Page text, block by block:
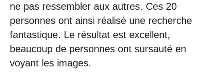
ne pas ressembler aux autres. Ces 20
personnes ont ainsi réalisé une recherche
fantastique. Le résultat est excellent,
beaucoup de personnes ont sursauté en
voyant les images.